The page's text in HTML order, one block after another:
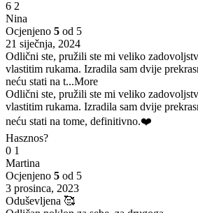
6 2
Nina
Ocjenjeno 5 od 5
21 siječnja, 2024
Odlični ste, pružili ste mi veliko
vlastitim rukama. Izradila sam dvije
neću stati na t...More
Odlični ste, pružili ste mi veliko
vlastitim rukama. Izradila sam dvije
neću stati na tome, definitivno.❤️
Hasznos?
0 1
Martina
Ocjenjeno 5 od 5
3 prosinca, 2023
Oduševljena 🥰